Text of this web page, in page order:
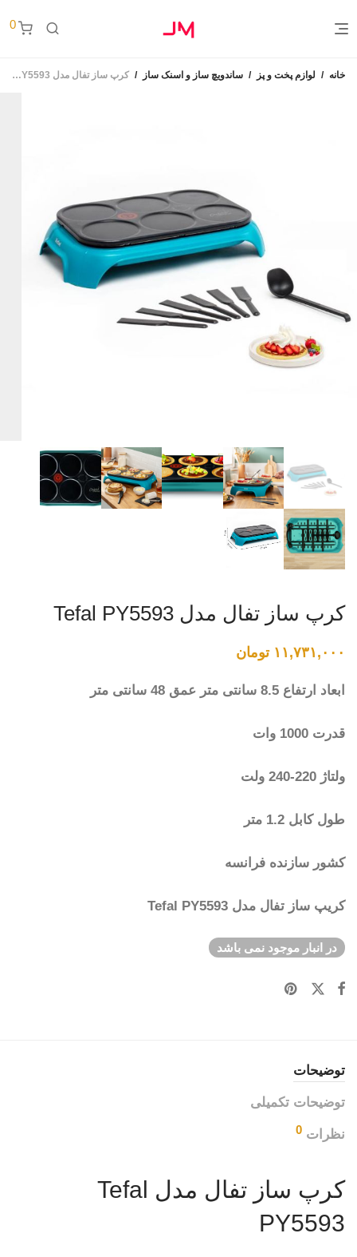
0
خانه / لوازم پخت و پز / ساندویچ ساز و اسنک ساز / کرپ ساز تفال مدل Tefal PY5593
کرپ ساز تفال مدل Tefal PY5593
۱۱,۷۳۱,۰۰۰ تومان
ابعاد ارتفاع 8.5 سانتی متر عمق 48 سانتی متر
قدرت 1000 وات
ولتاژ 220-240 ولت
طول کابل 1.2 متر
کشور سازنده فرانسه
کریپ ساز تفال مدل Tefal PY5593
در انبار موجود نمی باشد
توضیحات
توضیحات تکمیلی
نظرات 0
کرپ ساز تفال مدل Tefal
PY5593